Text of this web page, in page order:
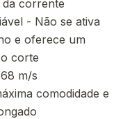
da corrente
- Não se ativa
e oferece um
corte
m/s
comodidade e